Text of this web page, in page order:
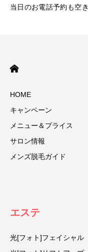
当日のお電話予約も空
HOME
キャンペーン
メニュー＆プライス
サロン情報
メンズ脱毛ガイド
エステ
光[フォト]フェイシャル